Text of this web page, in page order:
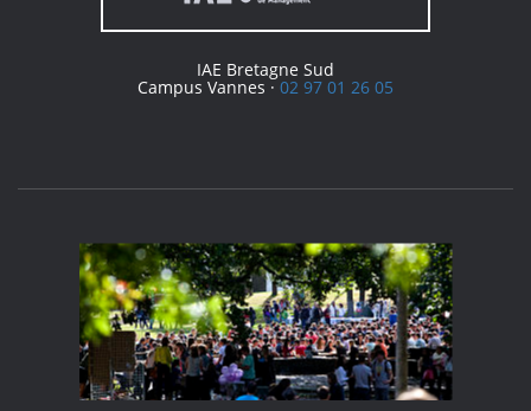
IAE Bretagne Sud
Campus Vannes · 02 97 01 26 05